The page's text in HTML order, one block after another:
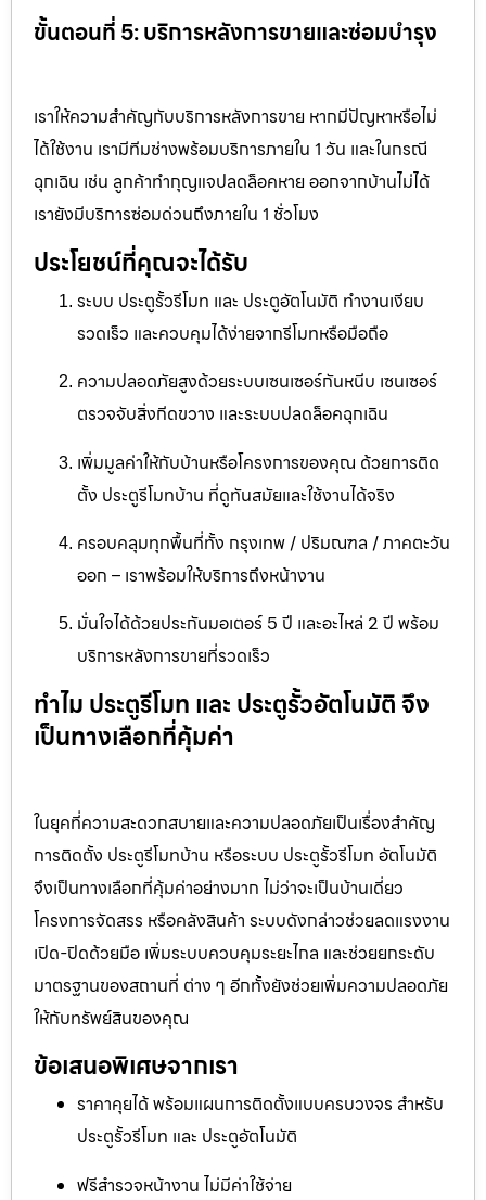
ขั้นตอนที่ 5: บริการหลังการขายและซ่อมบำรุง
เราให้ความสำคัญกับบริการหลังการขาย หากมีปัญหาหรือไม่
ได้ใช้งาน เรามีทีมช่างพร้อมบริการภายใน 1 วัน และในกรณี
ฉุกเฉิน เช่น ลูกค้าทำกุญแจปลดล็อคหาย ออกจากบ้านไม่ได้
เรายังมีบริการซ่อมด่วนถึงภายใน 1 ชั่วโมง
ประโยชน์ที่คุณจะได้รับ
ระบบ ประตูรั้วรีโมท และ ประตูอัตโนมัติ ทำงานเงียบ
รวดเร็ว และควบคุมได้ง่ายจากรีโมทหรือมือถือ
ความปลอดภัยสูงด้วยระบบเซนเซอร์กันหนีบ เซนเซอร์
ตรวจจับสิ่งกีดขวาง และระบบปลดล็อคฉุกเฉิน
เพิ่มมูลค่าให้กับบ้านหรือโครงการของคุณ ด้วยการติด
ตั้ง ประตูรีโมทบ้าน ที่ดูทันสมัยและใช้งานได้จริง
ครอบคลุมทุกพื้นที่ทั้ง กรุงเทพ / ปริมณฑล / ภาคตะวัน
ออก – เราพร้อมให้บริการถึงหน้างาน
มั่นใจได้ด้วยประกันมอเตอร์ 5 ปี และอะไหล่ 2 ปี พร้อม
บริการหลังการขายที่รวดเร็ว
ทำไม ประตูรีโมท และ ประตูรั้วอัตโนมัติ จึง
เป็นทางเลือกที่คุ้มค่า
ในยุคที่ความสะดวกสบายและความปลอดภัยเป็นเรื่องสำคัญ
การติดตั้ง ประตูรีโมทบ้าน หรือระบบ ประตูรั้วรีโมท อัตโนมัติ
จึงเป็นทางเลือกที่คุ้มค่าอย่างมาก ไม่ว่าจะเป็นบ้านเดี่ยว
โครงการจัดสรร หรือคลังสินค้า ระบบดังกล่าวช่วยลดแรงงาน
เปิด-ปิดด้วยมือ เพิ่มระบบควบคุมระยะไกล และช่วยยกระดับ
มาตรฐานของสถานที่ ต่าง ๆ อีกทั้งยังช่วยเพิ่มความปลอดภัย
ให้กับทรัพย์สินของคุณ
ข้อเสนอพิเศษจากเรา
ราคาคุยได้ พร้อมแผนการติดตั้งแบบครบวงจร สำหรับ
ประตูรั้วรีโมท และ ประตูอัตโนมัติ
ฟรีสำรวจหน้างาน ไม่มีค่าใช้จ่าย